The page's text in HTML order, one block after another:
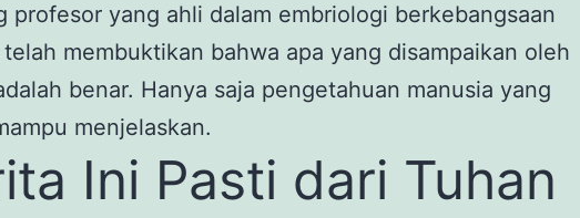
profesor yang ahli dalam embriologi berkebangsaan
telah membuktikan bahwa apa yang disampaikan oleh
benar. Hanya saja pengetahuan manusia yang
menjelaskan.
Ini Pasti dari Tuhan